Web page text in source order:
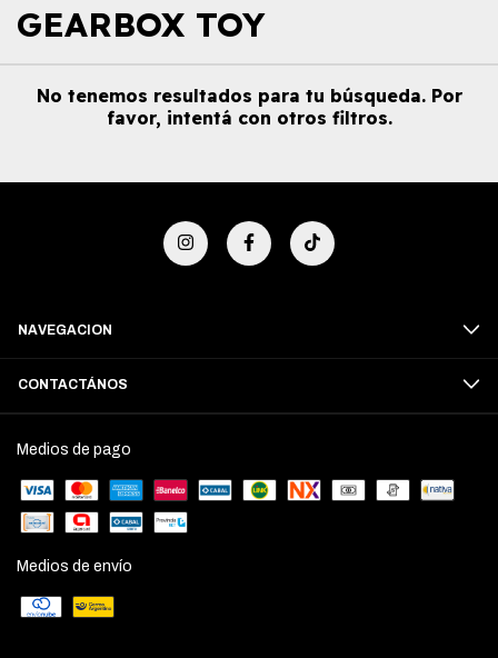
GEARBOX TOY
No tenemos resultados para tu búsqueda. Por
favor, intentá con otros filtros.
NAVEGACION
CONTACTÁNOS
Medios de pago
Medios de envío